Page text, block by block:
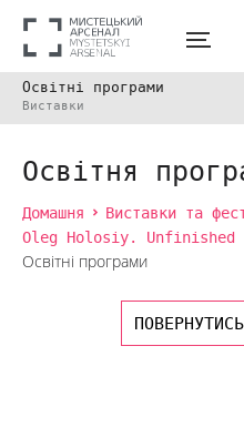
Освітні програми
Виставки
Освітня
Домашня
Виставки та
Oleg Holosiy.
Освітні програми